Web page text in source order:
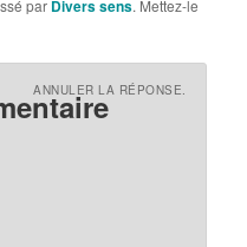
par Divers sens. Mettez-le
ANNULER LA RÉPONSE.